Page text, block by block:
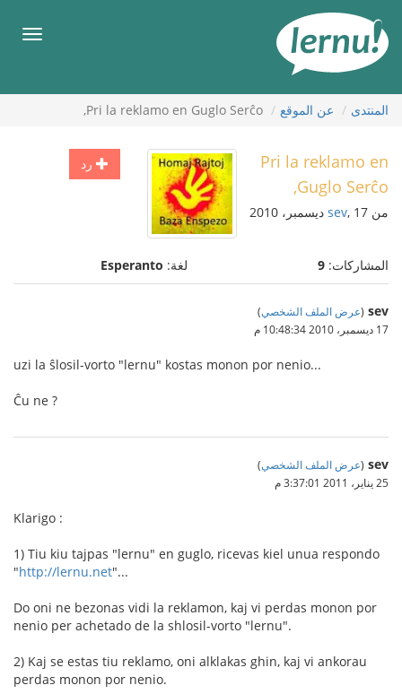
المحتويات
قائمة
المنتدى عن الموقع Pri la reklamo en Guglo Serĉo,
رد
Pri la reklamo en
Guglo Serĉo,
من sev, 17 ديسمبر، 2010
المشاركات: 9 لغة: Esperanto
sev
(عرض الملف الشخصي)
17 ديسمبر، 2010 10:48:34 م
uzi la ŝlosil-vorto "lernu" kostas monon por nenio...
Ĉu ne ?
sev
(عرض الملف الشخصي)
25 يناير، 2011 3:37:01 م
Klarigo :
1) Tiu kiu tajpas "lernu" en guglo, ricevas kiel unua respondo
"http://lernu.net"...
Do oni ne bezonas vidi la reklamon, kaj vi perdas monon por
nenio per achetado de la shlosil-vorto "lernu".
2) Kaj se estas tiu reklamo, oni alklakas ghin, kaj vi ankorau
perdas monon por nenio.